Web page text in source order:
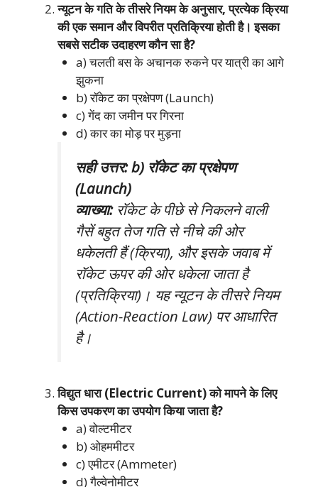
न्यूटन के गति के तीसरे नियम के अनुसार, प्रत्येक क्रिया
की एक समान और विपरीत प्रतिक्रिया होती है। इसका
सबसे सटीक उदाहरण कौन सा है?
a) चलती बस के अचानक रुकने पर यात्री का आगे
झुकना
b) रॉकेट का प्रक्षेपण (Launch)
c) गेंद का जमीन पर गिरना
d) कार का मोड़ पर मुड़ना
सही उत्तर: b) रॉकेट का प्रक्षेपण
(Launch)
व्याख्या:रॉकेट के पीछे से निकलने वाली
गैसें बहुत तेज गति से नीचे की ओर
धकेलती हैं (क्रिया), और इसके जवाब में
रॉकेट ऊपर की ओर धकेला जाता है
(प्रतिक्रिया)। यह न्यूटन के तीसरे नियम
(Action-Reaction Law) पर आधारित
है।
विद्युत धारा (Electric Current) को मापने के लिए
किस उपकरण का उपयोग किया जाता है?
a) वोल्टमीटर
b) ओहममीटर
c) एमीटर (Ammeter)
d) गैल्वेनोमीटर